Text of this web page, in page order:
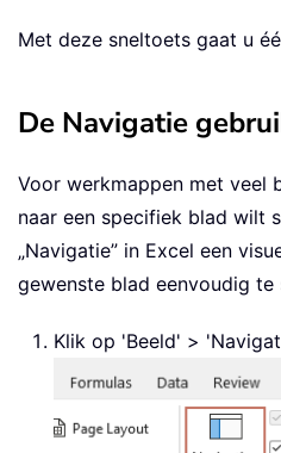
Met deze sneltoets gaat u
De Navigatie
Voor werkmappen met veel
naar een specifiek blad wilt
„Navigatie” in Excel een
gewenste blad eenvoudig te
Klik op 'Beeld' >